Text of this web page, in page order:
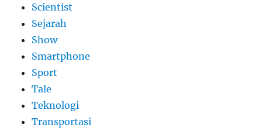
Scientist
Sejarah
Show
Smartphone
Sport
Tale
Teknologi
Transportasi